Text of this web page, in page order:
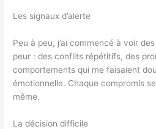
Les signaux d’alerte
Peu à peu, j’ai commencé à voir
peur : des conflits répétitifs, des
comportements qui me faisaient
émotionnelle. Chaque compromis
même.
La décision difficile